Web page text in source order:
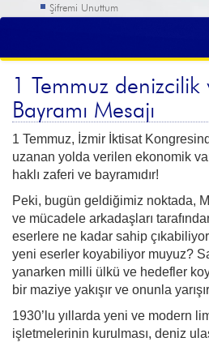
Şifremi Unuttum
1 Temmuz
Bayramı Mesajı
1 Temmuz, İzmir İktisat
uzanan yolda verilen ekonomik
haklı zaferi ve bayramıdır!
Peki, bugün geldiğimiz noktada,
ve mücadele arkadaşları
eserlere ne kadar sahip
yeni eserler koyabiliyor muyuz?
yanarken milli ülkü ve hedefler
bir maziye yakışır ve onunla
1930’lu yıllarda yeni ve modern
işletmelerinin kurulması, deniz